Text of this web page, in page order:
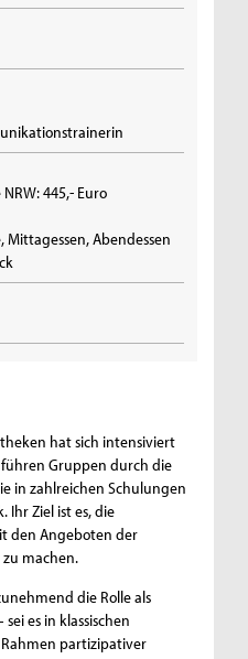
445,- Euro
Abendessen
hat sich intensiviert
Gruppen durch die
in zahlreichen Schulungen
Ihr Ziel ist es, die
den Angeboten der
machen.
die Rolle als
es in klassischen
partizipativer